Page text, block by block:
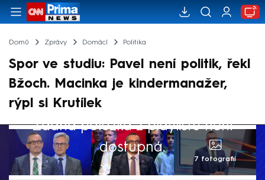
Domů Zprávy Domácí Politika
Spor ve studiu: Pavel není politik, řekl
Bžoch. Macinka je kindermanažer,
rýpl si Krutílek
Žádná položka z playlistu není
dostupná.
7 fotografií